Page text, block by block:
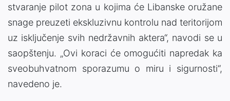
stvaranje pilot zona u kojima će Libanske oružane
snage preuzeti ekskluzivnu kontrolu nad teritorijom
uz isključenje svih nedržavnih aktera“, navodi se u
saopštenju. „Ovi koraci će omogućiti napredak ka
sveobuhvatnom sporazumu o miru i sigurnosti“,
navedeno je.